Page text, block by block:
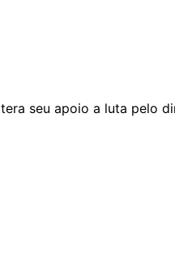
seu apoio a luta pelo